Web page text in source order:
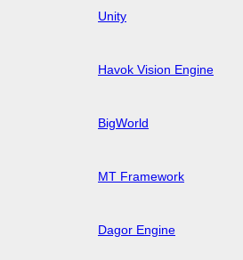
Unity
Havok Vision Engine
BigWorld
MT Framework
Dagor Engine